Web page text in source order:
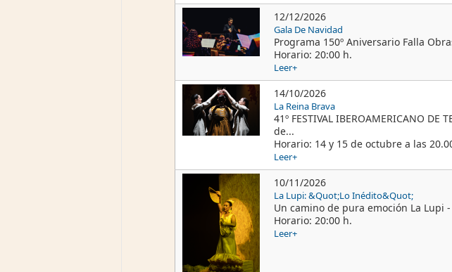
12/12/2026
Gala De Navidad
Programa 150º Aniversario Falla
Horario: 20:00 h.
Leer+
14/10/2026
La Reina Brava
41º FESTIVAL IBEROAMERICANO
de...
Horario: 14 y 15 de octubre a las
Leer+
10/11/2026
La Lupi: &Quot;Lo Inédito&Quot;
Un camino de pura emoción La Lupi
Horario: 20:00 h.
Leer+